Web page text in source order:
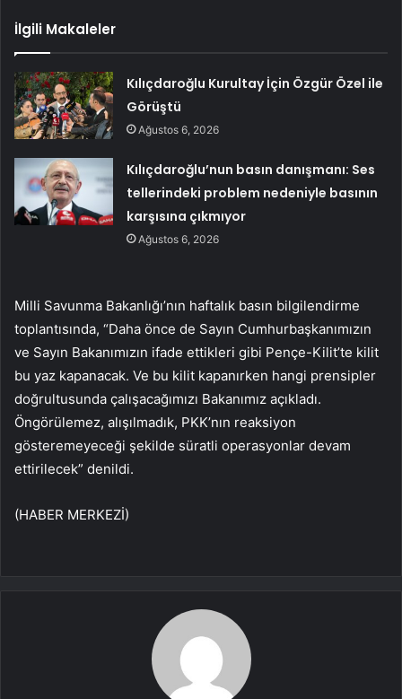
İlgili Makaleler
Kılıçdaroğlu Kurultay İçin Özgür Özel ile
Görüştü
Ağustos 6, 2026
Kılıçdaroğlu’nun basın danışmanı: Ses
tellerindeki problem nedeniyle basının
karşısına çıkmıyor
Ağustos 6, 2026
Milli Savunma Bakanlığı’nın haftalık basın bilgilendirme
toplantısında, “Daha önce de Sayın Cumhurbaşkanımızın
ve Sayın Bakanımızın ifade ettikleri gibi Pençe-Kilit’te kilit
bu yaz kapanacak. Ve bu kilit kapanırken hangi prensipler
doğrultusunda çalışacağımızı Bakanımız açıkladı.
Öngörülemez, alışılmadık, PKK’nın reaksiyon
gösteremeyeceği şekilde süratli operasyonlar devam
ettirilecek” denildi.
(HABER MERKEZİ)